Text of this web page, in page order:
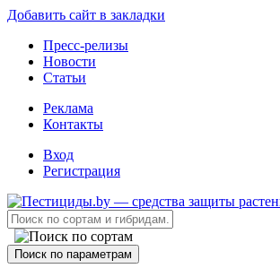
Добавить сайт в закладки
Пресс-релизы
Новости
Статьи
Реклама
Контакты
Вход
Регистрация
Поиск по параметрам